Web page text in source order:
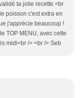
ta jolie recette.<br
poisson c'est extra en
j'apprécie beaucoup !
TOP MENU, avec cette
midi<br /> <br /> Seb